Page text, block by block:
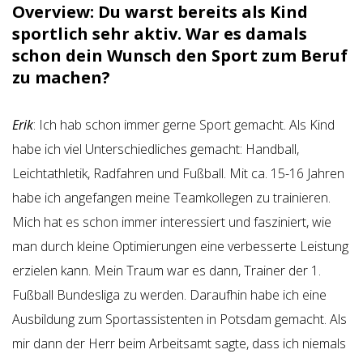
Overview: Du warst bereits als Kind
sportlich sehr aktiv. War es damals
schon dein Wunsch den Sport zum Beruf
zu machen?
Erik: Ich hab schon immer gerne Sport gemacht. Als Kind
habe ich viel Unterschiedliches gemacht: Handball,
Leichtathletik, Radfahren und Fußball. Mit ca. 15-16 Jahren
habe ich angefangen meine Teamkollegen zu trainieren.
Mich hat es schon immer interessiert und fasziniert, wie
man durch kleine Optimierungen eine verbesserte Leistung
erzielen kann. Mein Traum war es dann, Trainer der 1.
Fußball Bundesliga zu werden. Daraufhin habe ich eine
Ausbildung zum Sportassistenten in Potsdam gemacht. Als
mir dann der Herr beim Arbeitsamt sagte, dass ich niemals